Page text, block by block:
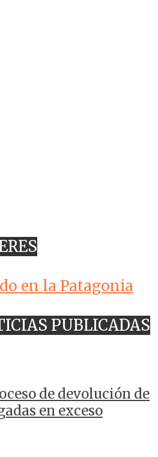
en la Patagonia
PUBLICADAS
de devolución de
en exceso